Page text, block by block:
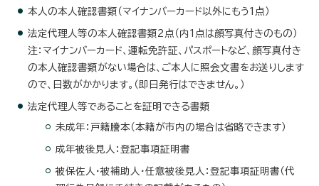
本人の本人確認書類（マイナンバーカード以外にもう1点）
法定代理人等の本人確認書類2点（内1点は顔写真付きのもの）
注：マイナンバーカード、運転免許証、パスポートなど、顔写真付き
の本人確認書類がない場合は、ご本人に照会文書をお送りします
ので、日数がかかります。（即日発行はできません。）
法定代理人等であることを証明できる書類
未成年：戸籍謄本（本籍が市内の場合は省略できます）
成年被後見人：登記事項証明書
被保佐人・被補助人・任意被後見人：登記事項証明書（代